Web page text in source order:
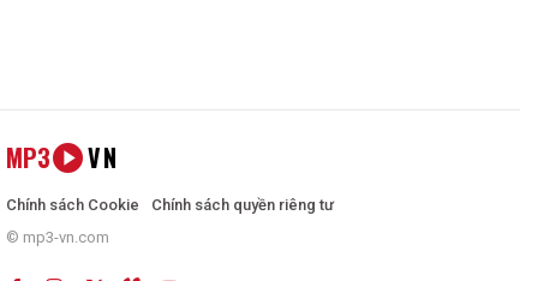
MP3 VN
Chính sách Cookie
Chính sách quyền riêng tư
© mp3-vn.com